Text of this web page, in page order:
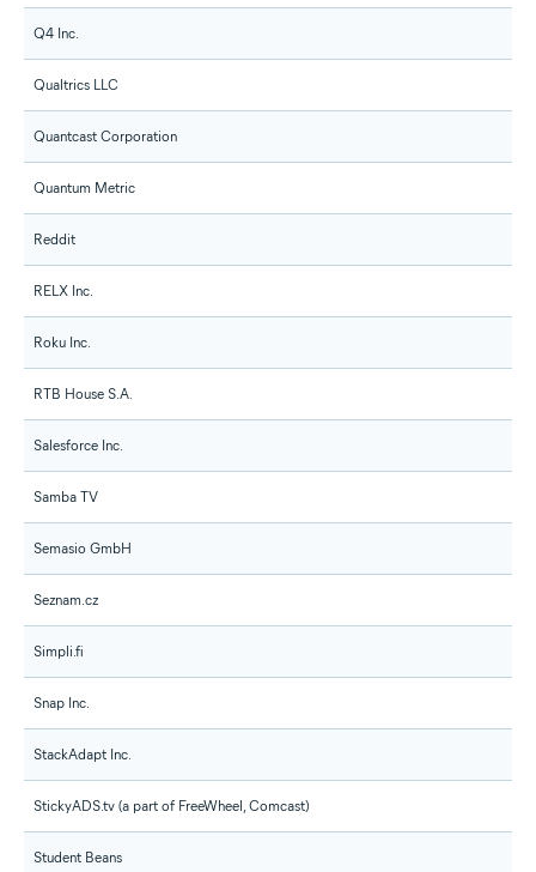
Q4 Inc.
Qualtrics LLC
Quantcast Corporation
Quantum Metric
Reddit
RELX Inc.
Roku Inc.
RTB House S.A.
Salesforce Inc.
Samba TV
Semasio GmbH
Seznam.cz
Simpli.fi
Snap Inc.
StackAdapt Inc.
StickyADS.tv (a part of FreeWheel, Comcast)
Student Beans